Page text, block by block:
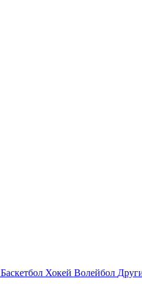
Баскетбол Хокей Волейбол